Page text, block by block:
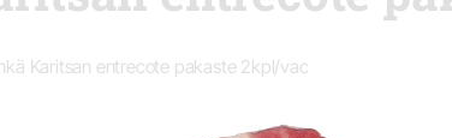
Karitsan entrecote pakaste 2kpl/vac